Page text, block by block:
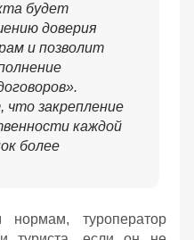
будет
доверия
и позволит
закрепление
каждой
более
нормам, туроператор